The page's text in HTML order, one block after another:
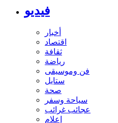
فيديو
أخبار
اقتصاد
ثقافة
رياضة
فن وموسيقى
ستايل
صحة
سياحة وسفر
عجائب غرائب
إعلام